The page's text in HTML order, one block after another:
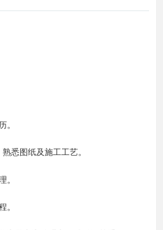
。
悉图纸及施工工艺。
。
。